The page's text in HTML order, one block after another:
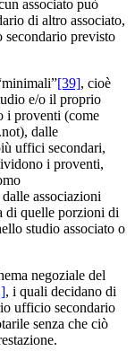
associato può
di altro associato,
previsto
[39], cioè
e/o il proprio
i proventi (come
dalle
uffici secondari,
i proventi,
associazioni
di quelle porzioni di
studio associato o
negoziale del
, i quali decidano di
ufficio secondario
senza che ciò